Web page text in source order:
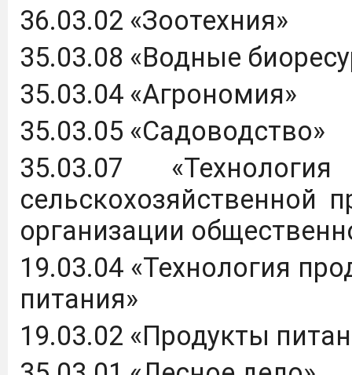
36.03.02 «Зоотехния»
35.03.08 «Водные
35.03.04 «Агрономия»
35.03.05 «Садоводство»
35.03.07
сельскохозяйственной
организации
19.03.04 «Технология
питания»
19.03.02 «Продукты